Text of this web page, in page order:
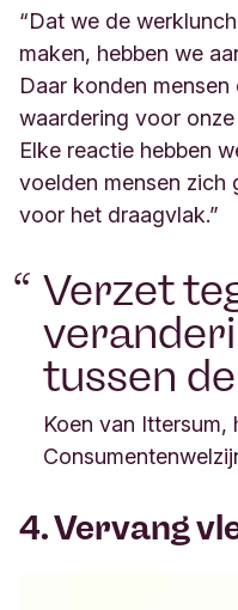
“Dat we de
maken, hebben we
Daar konden
waardering voor
Elke reactie hebben
voelden mensen zich
voor het draagvlak.”
Verzet
tussen
Koen van
4. Vervang